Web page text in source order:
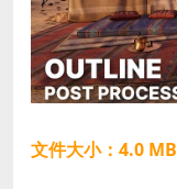
文件大小：4.0 MB